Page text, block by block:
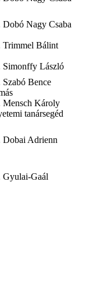
Dobó Nagy Csaba
Trimmel Bálint
Simonffy László
Szabó Bence
Mensch Károly
tanársegéd
Dobai Adrienn
Gyulai-Gaál